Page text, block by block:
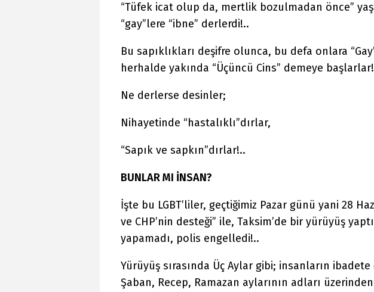
“Tüfek icat olup da, mertlik bozulmadan önce”
“gay”lere “ibne” derlerdi!..
Bu sapıklıkları deşifre olunca, bu defa onlara
herhalde yakında “Üçüncü Cins” demeye
Ne derlerse desinler;
Nihayetinde “hastalıklı”dırlar,
“Sapık ve sapkın”dırlar!..
BUNLAR MI İNSAN?
İşte bu LGBT’liler, geçtiğimiz Pazar günü yani 28
ve CHP’nin desteği” ile, Taksim’de bir yürüyüş
yapamadı, polis engelledi!..
Yürüyüş sırasında Üç Aylar gibi; insanların
Şaban, Recep, Ramazan aylarının adları